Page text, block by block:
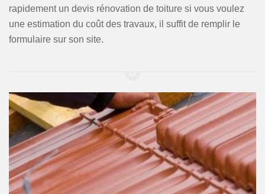
rapidement un devis rénovation de toiture si vous voulez
une estimation du coût des travaux, il suffit de remplir le
formulaire sur son site.